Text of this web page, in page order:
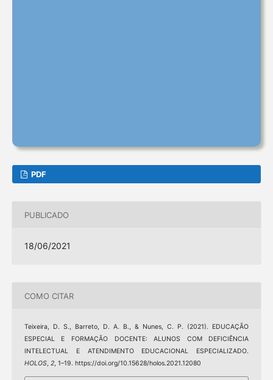
PDF
PUBLICADO
18/06/2021
COMO CITAR
Teixeira, D. S., Barreto, D. A. B., & Nunes, C. P. (2021). EDUCAÇÃO
ESPECIAL E FORMAÇÃO DOCENTE: ALUNOS COM DEFICIÊNCIA
INTELECTUAL E ATENDIMENTO EDUCACIONAL ESPECIALIZADO.
HOLOS, 2, 1–19. https://doi.org/10.15628/holos.2021.12080